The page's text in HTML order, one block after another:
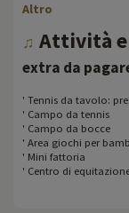
Altro
♫ Attività
extra da
' Tennis da tavolo:
' Campo da tennis
' Campo da bocce
' Area giochi per
' Mini fattoria
' Centro di